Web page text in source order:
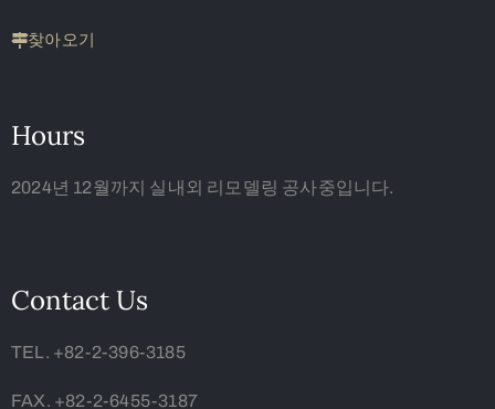
찾아오기
Hours
2024년 12월까지 실내외 리모델링 공사중입니다.
Contact Us
TEL. +82-2-396-3185
FAX. +82-2-6455-3187